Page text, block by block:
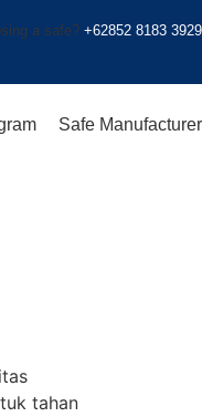
a safe? +62852 8183 3929
Safe Manufacturer
tahan